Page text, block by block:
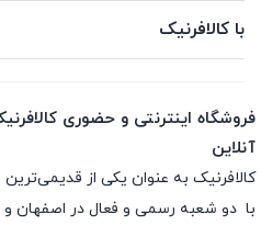
با کالافرنیک
فروشگاه اینترنتی و حضوری
آنلاین
کالافرنیک به عنوان یکی از
با دو شعبه رسمی و فعال در اصفهان و